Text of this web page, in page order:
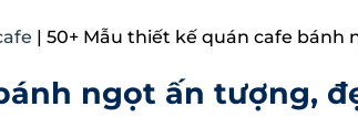
| 50+ Mẫu thiết kế quán cafe bánh
ngọt ấn tượng,